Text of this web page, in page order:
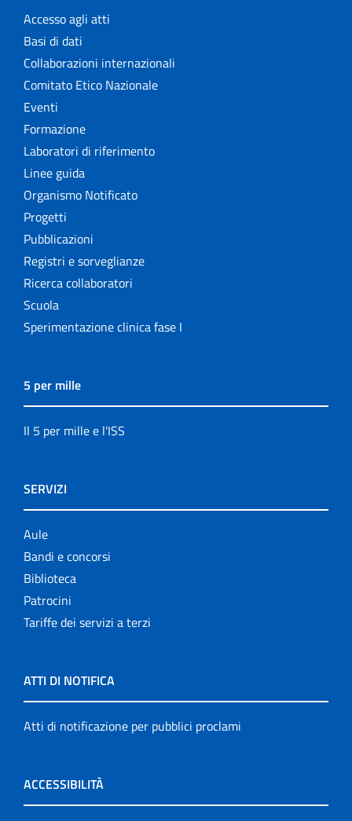
Accesso agli atti
Basi di dati
Collaborazioni internazionali
Comitato Etico Nazionale
Eventi
Formazione
Laboratori di riferimento
Linee guida
Organismo Notificato
Progetti
Pubblicazioni
Registri e sorveglianze
Ricerca collaboratori
Scuola
Sperimentazione clinica fase I
5 per mille
Il 5 per mille e l'ISS
SERVIZI
Aule
Bandi e concorsi
Biblioteca
Patrocini
Tariffe dei servizi a terzi
ATTI DI NOTIFICA
Atti di notificazione per pubblici proclami
ACCESSIBILITÀ